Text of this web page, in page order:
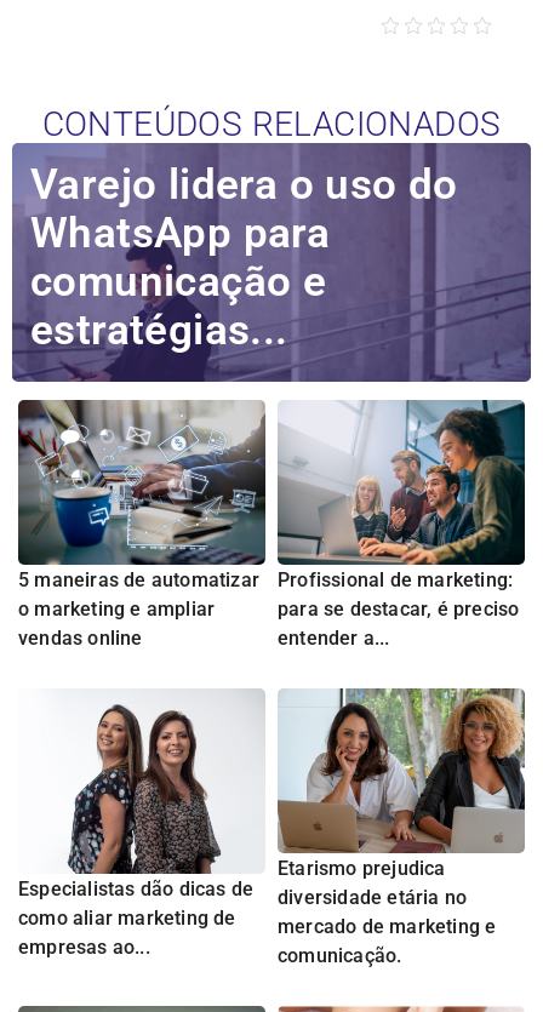
CONTEÚDOS RELACIONADOS
Varejo lidera o uso do
WhatsApp para
comunicação e
estratégias...
5 maneiras de automatizar
o marketing e ampliar
vendas online
Profissional de marketing:
para se destacar, é preciso
entender a...
Especialistas dão dicas de
como aliar marketing de
empresas ao...
Etarismo prejudica
diversidade etária no
mercado de marketing e
comunicação.